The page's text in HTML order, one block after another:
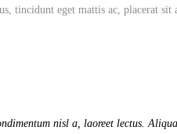
tincidunt eget mattis ac, placerat
nisl a, laoreet lectus.